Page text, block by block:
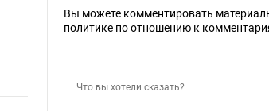
Вы можете комментировать
политике по отношению к